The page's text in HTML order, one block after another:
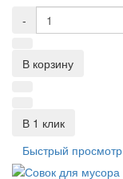
-
В корзину
В 1 клик
Быстрый просмотр